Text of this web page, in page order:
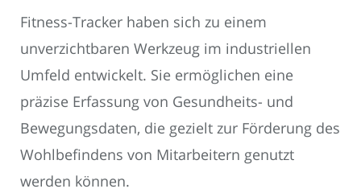
Fitness-Tracker haben sich zu einem
unverzichtbaren Werkzeug im industriellen
Umfeld entwickelt. Sie ermöglichen eine
präzise Erfassung von Gesundheits- und
Bewegungsdaten, die gezielt zur Förderung des
Wohlbefindens von Mitarbeitern genutzt
werden können.